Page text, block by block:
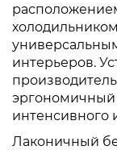
интерьеров.
эргономичный
интенсивного
Лаконичный